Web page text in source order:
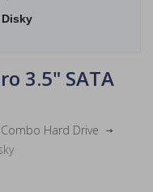
Disky
3.5" SATA
Combo Hard Drive